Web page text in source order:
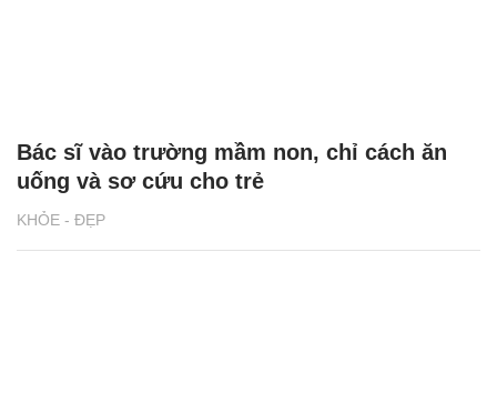
KHỎE - ĐẸP
Bác sĩ vào trường mầm non, chỉ cách ăn
uống và sơ cứu cho trẻ